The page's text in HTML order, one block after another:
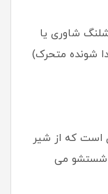
شاوری یا
است که از شیر
شستشو می